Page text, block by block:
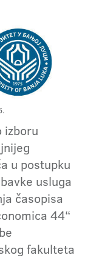
izboru
u postupku
usluga
časopisa
44“
fakulteta